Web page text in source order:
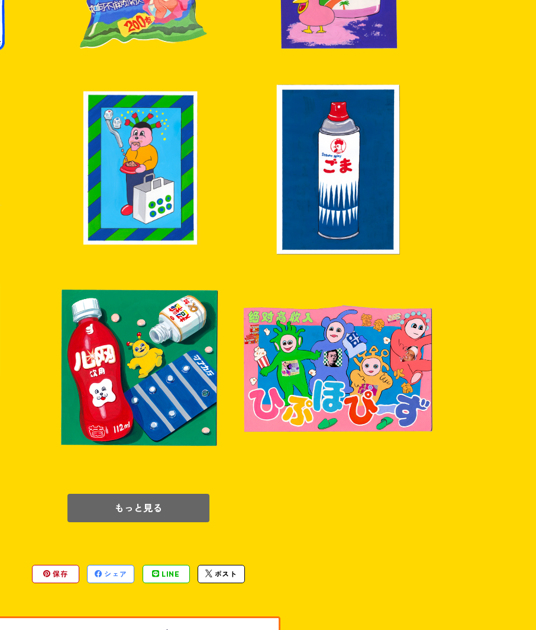
【原画】ドッグフード水栓
¥10,000
SOLD OUT
【原画】ごまスプレー
¥18,000
【原画】chanpon science
¥32,000
【原画】ひぷほぴ〜ず
¥45,000
もっと見る
保存 シェア LINE ポスト